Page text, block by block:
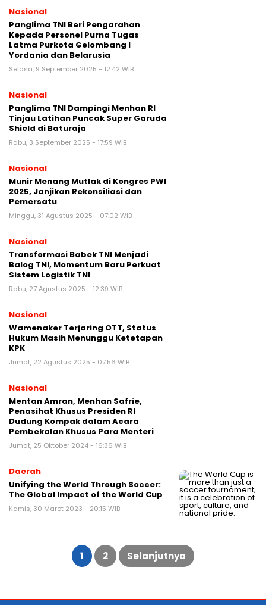
Nasional
Panglima TNI Beri Pengarahan
Kepada Personel Purna Tugas
Latma Purkota Gelombang I
Yordania dan Belarusia
Selasa, 9 September 2025 - 12:42 WIB
Nasional
Panglima TNI Dampingi Menhan RI
Tinjau Latihan Puncak Super Garuda
Shield di Baturaja
Rabu, 3 September 2025 - 17:59 WIB
Nasional
Munir Menang Mutlak di Kongres PWI
2025, Janjikan Rekonsiliasi dan
Pemersatu
Minggu, 31 Agustus 2025 - 07:02 WIB
Nasional
Transformasi Babek TNI Menjadi
Balog TNI, Momentum Baru Perkuat
Sistem Logistik TNI
Rabu, 27 Agustus 2025 - 12:39 WIB
Nasional
Wamenaker Terjaring OTT, Status
Hukum Masih Menunggu Ketetapan
KPK
Jumat, 22 Agustus 2025 - 07:56 WIB
Nasional
Mentan Amran, Menhan Safrie,
Penasihat Khusus Presiden RI
Dudung Kompak dalam Acara
Pembekalan Khusus Para Menteri
Jumat, 25 Oktober 2024 - 16:36 WIB
Daerah
Unifying the World Through Soccer:
The Global Impact of the World Cup
Kamis, 30 Maret 2023 - 20:15 WIB
Paginasi
1 2 Selanjutnya